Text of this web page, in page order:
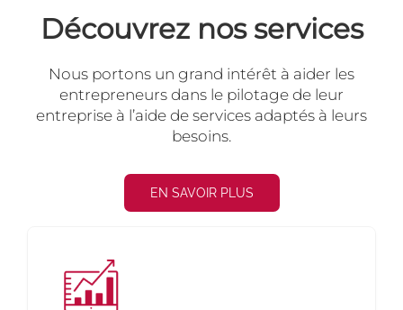
Découvrez nos services
Nous portons un grand intérêt à aider les
entrepreneurs dans le pilotage de leur
entreprise à l’aide de services adaptés à leurs
besoins.
EN SAVOIR PLUS